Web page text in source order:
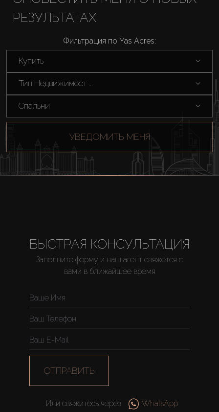
Купить
Продажа
Новостройки
Каталоги
РЕЗУЛЬТАТАХ
Фильтрация по Yas Acres:
Купить
Тип Недвижимост ...
Спальни
УВЕДОМИТЬ МЕНЯ
БЫСТРАЯ КОНСУЛЬТАЦИЯ
Заполните форму и наш агент свяжется с
вами в ближайшее время
ОТПРАВИТЬ
Или свяжитесь через WhatsApp